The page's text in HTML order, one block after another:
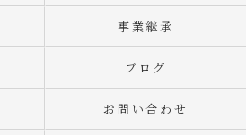
事業継承
ブログ
お問い合わせ